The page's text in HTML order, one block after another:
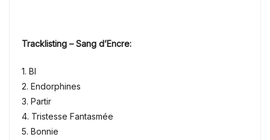
Tracklisting – Sang d’Encre:
1. BI
2. Endorphines
3. Partir
4. Tristesse Fantasmée
5. Bonnie